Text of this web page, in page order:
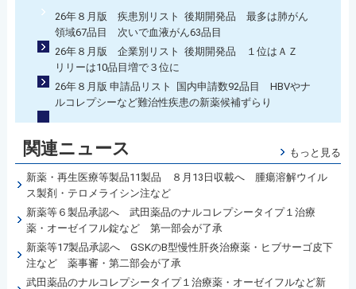
26年８月版 疾患別リスト 後期開発品 最多は肺がん
領域67品目 次いで血液がん63品目
26年８月版 企業別リスト 後期開発品 １位はＡＺ
リリーは10品目増で３位に
26年８月版 申請品リスト 国内申請数92品目 HBVやナ
ルコレプシーなど難治性疾患の新薬候補ずらり
関連ニュース もっと見る
新薬・再生医療等製品11製品 ８月13日収載へ 腫瘍溶解ウイル
ス製剤・テロメライシン注など
新薬等６製品承認へ 武田薬品のナルコレプシータイプ１治療
薬・オーゼイフル錠など 第一部会が了承
新薬等17製品承認へ GSKのB型慢性肝炎治療薬・ヒブサーゴ皮下
注など 薬事審・第二部会が了承
武田薬品のナルコレプシータイプ１治療薬・オーゼイフルなど新